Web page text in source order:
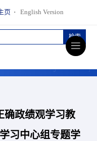
页 · English Version
确政绩观学习教
习中心组专题学